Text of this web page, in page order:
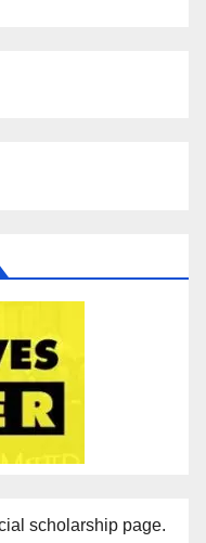
scholarship page.